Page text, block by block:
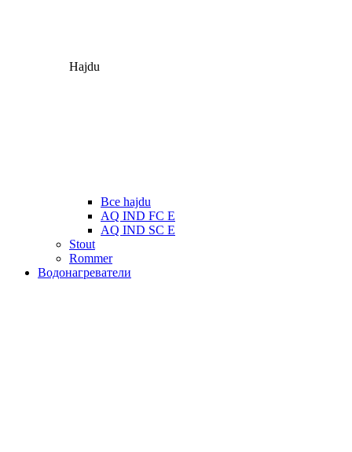
Hajdu
Все hajdu
AQ IND FC E
AQ IND SC E
Stout
Rommer
Водонагреватели